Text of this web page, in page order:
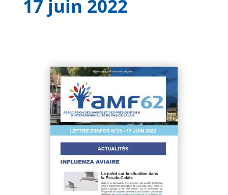
17 juin 2022